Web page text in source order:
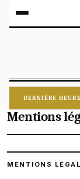
DERNIÈRE HEURE
Détroit
Mentions
MENTIONS